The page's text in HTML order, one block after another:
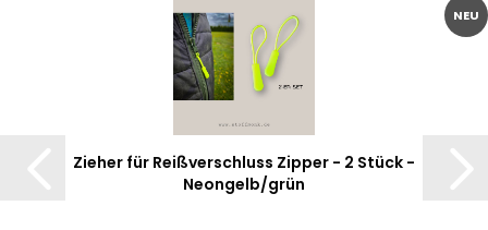
NEU
Zieher für Reißverschluss Zipper - 2 Stück -
Neongelb/grün